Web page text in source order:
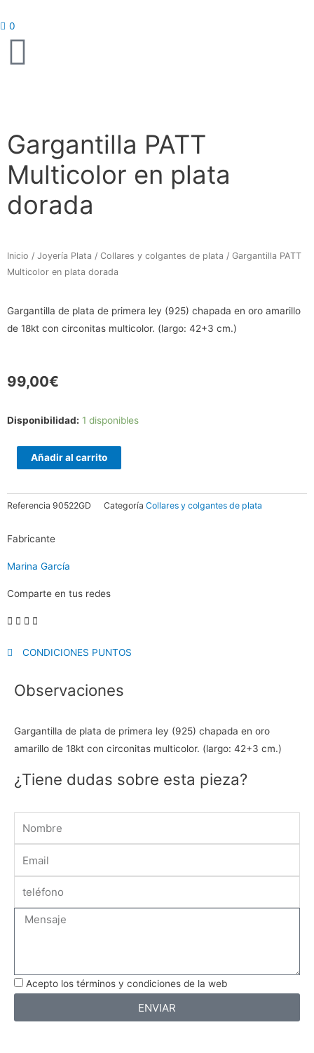
al
contenido
0
Gargantilla PATT
Multicolor en plata
dorada
Inicio / Joyería Plata / Collares y colgantes de plata / Gargantilla PATT
Multicolor en plata dorada
Gargantilla de plata de primera ley (925) chapada en oro amarillo
de 18kt con circonitas multicolor. (largo: 42+3 cm.)
99,00€
Disponibilidad: 1 disponibles
Gargantilla
Multicolor
en
dorada
Añadir al carrito
Referencia 90522GD Categoría Collares y colgantes de plata
Fabricante
Marina García
Comparte en tus redes
CONDICIONES PUNTOS
Observaciones
Gargantilla de plata de primera ley (925) chapada en oro
amarillo de 18kt con circonitas multicolor. (largo: 42+3 cm.)
¿Tiene dudas sobre esta pieza?
Message
Acepto los términos y condiciones de la web
ENVIAR